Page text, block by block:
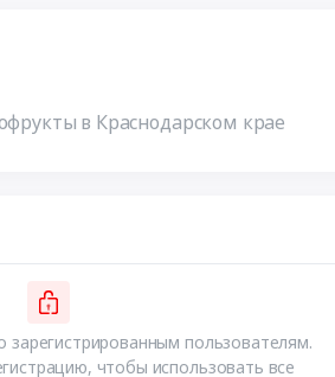
в Краснодарском крае
зарегистрированным пользователям.
чтобы использовать все